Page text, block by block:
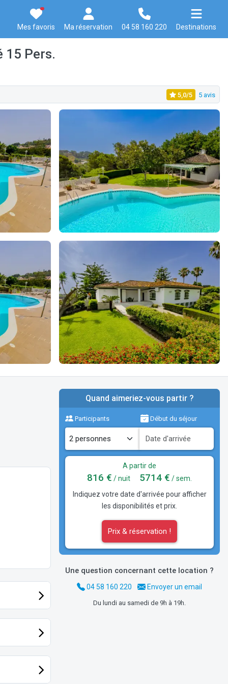
Mes favoris Ma réservation 04 58 160 220 Destinations
15 Pers.
5,0/5 5 avis
Quand aimeriez-vous partir ?
Participants Début du séjour
A partir de
816 € / nuit 5714 € / sem.
Indiquez votre date d'arrivée pour afficher
les disponibilités et prix.
Prix & réservation !
Une question concernant cette location ?
04 58 160 220 Envoyer un email
Du lundi au samedi de 9h à 19h.